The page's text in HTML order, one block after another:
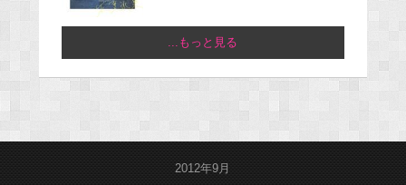
...もっと見る
2012年9月